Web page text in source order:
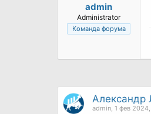
admin
Administrator
Команда форума
Александр
admin 1 фев 2024